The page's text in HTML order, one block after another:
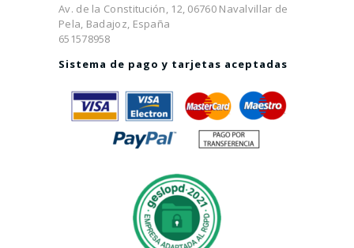
Av. de la Constitución, 12, 06760 Navalvillar de
Pela, Badajoz, España
651578958
Sistema de pago y tarjetas aceptadas